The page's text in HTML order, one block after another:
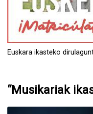
Euskara ikasteko
“Musikariak